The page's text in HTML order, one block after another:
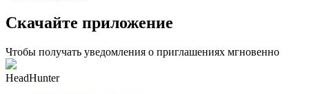
Скачайте приложение
Чтобы получать уведомления о приглашениях мгновенно
HeadHunter